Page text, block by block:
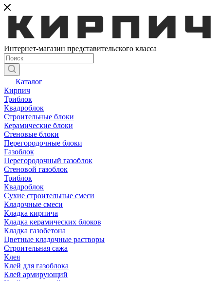
Интернет-магазин представительского класса
Каталог
Кирпич
Триблок
Квадроблок
Строительные блоки
Керамические блоки
Стеновые блоки
Перегородочные блоки
Газоблок
Перегородочный газоблок
Стеновой газоблок
Триблок
Квадроблок
Сухие строительные смеси
Кладочные смеси
Кладка кирпича
Кладка керамических блоков
Кладка газобетона
Цветные кладочные растворы
Строительная сажа
Клея
Клей для газоблока
Клей армирующий